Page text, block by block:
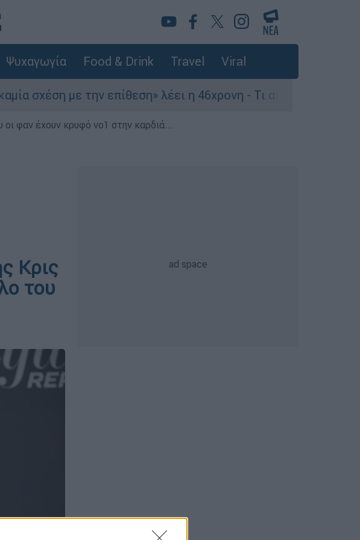
Ψυχαγωγία Food & Drink Travel Viral
με την επίθεση» λέει η 46χρονη - Τι αποκάλυψε στους
φαν έχουν κρυφό νο1 στην καρδιά...
Κρις
του